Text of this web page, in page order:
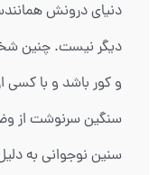
دنیای درونش
دیگر نیست. چنین
و کور باشد و با کسی
سنگین سرنوشت از
سنین نوجوانی به